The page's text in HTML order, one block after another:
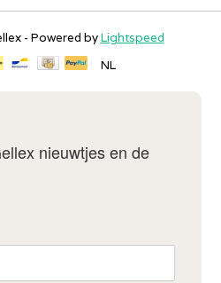
- Powered byLightspeed
NL
nieuwtjes en de